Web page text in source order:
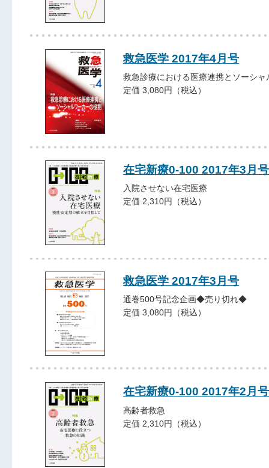
救急医学 2017年4月号
救急診療における医療連携とソーシ
定価 3,080円（税込）
在宅新療0-100 2017年3月号
入院させない在宅医療
定価 2,310円（税込）
救急医学 2017年3月号
通巻500号記念企画◆売り切れ◆
定価 3,080円（税込）
在宅新療0-100 2017年2月号
高齢者救急
定価 2,310円（税込）